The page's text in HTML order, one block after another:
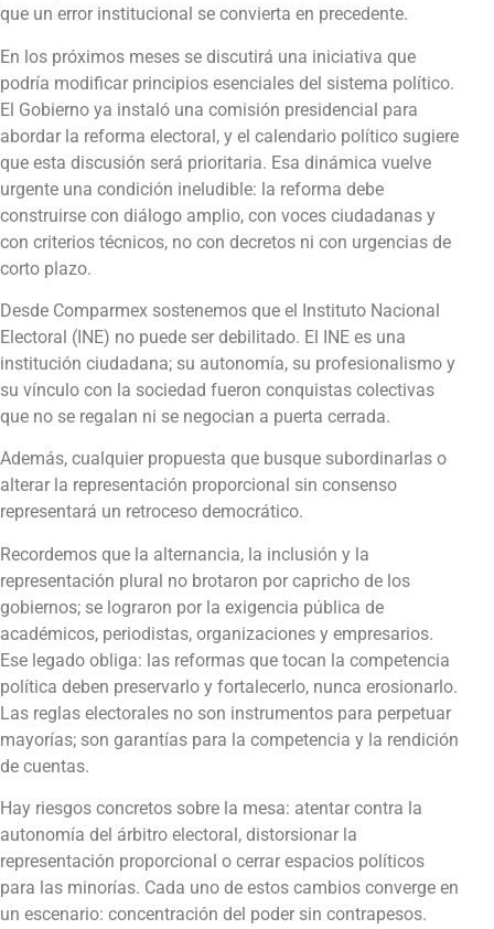
que un error institucional se convierta en precedente.
En los próximos meses se discutirá una iniciativa que
podría modificar principios esenciales del sistema político.
El Gobierno ya instaló una comisión presidencial para
abordar la reforma electoral, y el calendario político sugiere
que esta discusión será prioritaria. Esa dinámica vuelve
urgente una condición ineludible: la reforma debe
construirse con diálogo amplio, con voces ciudadanas y
con criterios técnicos, no con decretos ni con urgencias de
corto plazo.
Desde Comparmex sostenemos que el Instituto Nacional
Electoral (INE) no puede ser debilitado. El INE es una
institución ciudadana; su autonomía, su profesionalismo y
su vínculo con la sociedad fueron conquistas colectivas
que no se regalan ni se negocian a puerta cerrada.
Además, cualquier propuesta que busque subordinarlas o
alterar la representación proporcional sin consenso
representará un retroceso democrático.
Recordemos que la alternancia, la inclusión y la
representación plural no brotaron por capricho de los
gobiernos; se lograron por la exigencia pública de
académicos, periodistas, organizaciones y empresarios.
Ese legado obliga: las reformas que tocan la competencia
política deben preservarlo y fortalecerlo, nunca erosionarlo.
Las reglas electorales no son instrumentos para perpetuar
mayorías; son garantías para la competencia y la rendición
de cuentas.
Hay riesgos concretos sobre la mesa: atentar contra la
autonomía del árbitro electoral, distorsionar la
representación proporcional o cerrar espacios políticos
para las minorías. Cada uno de estos cambios converge en
un escenario: concentración del poder sin contrapesos.